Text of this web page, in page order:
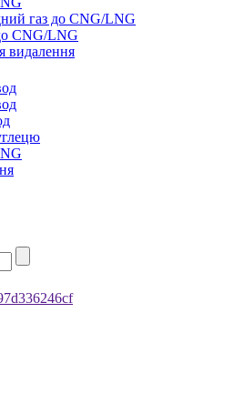
газ до CNG/LNG
CNG/LNG
видалення